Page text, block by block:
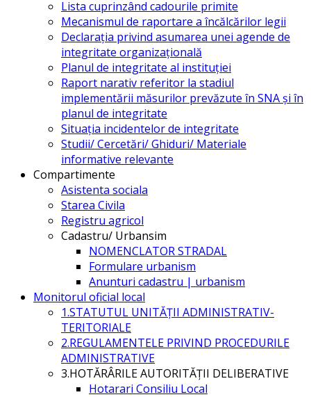
Lista cuprinzând cadourile primite
Mecanismul de raportare a încălcărilor legii
Declarația privind asumarea unei agende de
integritate organizațională
Planul de integritate al instituției
Raport narativ referitor la stadiul
implementării măsurilor prevăzute în SNA și în
planul de integritate
Situația incidentelor de integritate
Studii/ Cercetări/ Ghiduri/ Materiale
informative relevante
Compartimente
Asistenta sociala
Starea Civila
Registru agricol
Cadastru/ Urbansim
NOMENCLATOR STRADAL
Formulare urbanism
Anunturi cadastru | urbanism
Monitorul oficial local
1.STATUTUL UNITĂŢII ADMINISTRATIV-
TERITORIALE
2.REGULAMENTELE PRIVIND PROCEDURILE
ADMINISTRATIVE
3.HOTĂRÂRILE AUTORITĂŢII DELIBERATIVE
Hotarari Consiliu Local